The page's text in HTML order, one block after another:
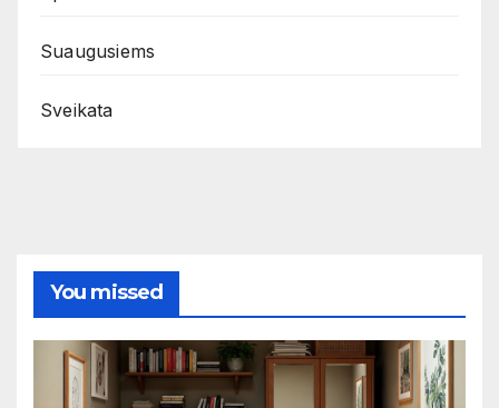
Suaugusiems
Sveikata
You missed